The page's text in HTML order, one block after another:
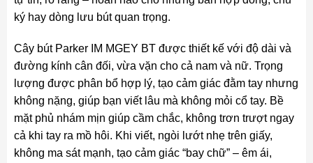
ký hay dòng lưu bút quan trọng.
Cây bút Parker IM MGEY BT được thiết kế với độ dài và
đường kính cân đối, vừa vặn cho cả nam và nữ. Trọng
lượng được phân bổ hợp lý, tạo cảm giác đằm tay nhưng
không nặng, giúp bạn viết lâu mà không mỏi cổ tay. Bề
mặt phủ nhám mịn giúp cầm chắc, không trơn trượt ngay
cả khi tay ra mồ hôi. Khi viết, ngòi lướt nhẹ trên giấy,
không ma sát mạnh, tạo cảm giác “bay chữ” – êm ái,